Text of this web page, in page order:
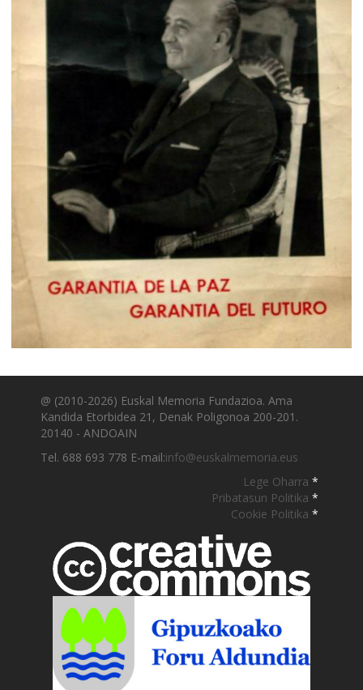
@ (2010-2026) Euskal Memoria Fundazioa. Ama
Kandida Etorbidea 21, Denak Poligonoa 200-201.
20140 - ANDOAIN
Tel. 688 693 778 E-mail:info@euskalmemoria.eus
Lege Oharra *
Pribatasun Politika *
Cookie Politika *